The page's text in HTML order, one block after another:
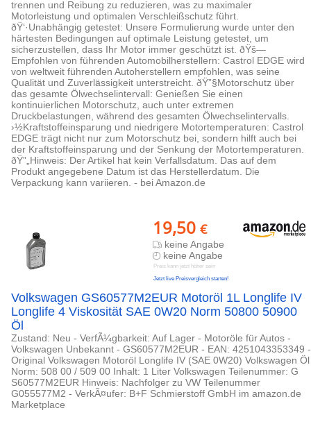
trennen und Reibung zu reduzieren, was zu maximaler
Motorleistung und optimalen Verschleißschutz führt.
ðŸ‘·Unabhängig getestet: Unsere Formulierung wurde unter den
härtesten Bedingungen auf optimale Leistung getestet, um
sicherzustellen, dass Ihr Motor immer geschützt ist. ðŸš—
Empfohlen von führenden Automobilherstellern: Castrol EDGE wird
von weltweit führenden Autoherstellern empfohlen, was seine
Qualität und Zuverlässigkeit unterstreicht. ðŸ”§Motorschutz über
das gesamte Ölwechselintervall: Genießen Sie einen
kontinuierlichen Motorschutz, auch unter extremen
Druckbelastungen, während des gesamten Ölwechselintervalls.
›½Kraftstoffeinsparung und niedrigere Motortemperaturen: Castrol
EDGE trägt nicht nur zum Motorschutz bei, sondern hilft auch bei
der Kraftstoffeinsparung und der Senkung der Motortemperaturen.
ðŸ”„Hinweis: Der Artikel hat kein Verfallsdatum. Das auf dem
Produkt angegebene Datum ist das Herstellerdatum. Die
Verpackung kann variieren. - bei Amazon.de
19,50 €
keine Angabe
keine Angabe
Preis kann jetzt höher sein
Jetzt live Preisvergleich starten!
Volkswagen GS60577M2EUR Motoröl 1L Longlife IV
Longlife 4 Viskosität SAE 0W20 Norm 50800 50900
Öl
Zustand: Neu - VerfÃ¼gbarkeit: Auf Lager - Motoröle für Autos -
Volkswagen Unbekannt - GS60577M2EUR - EAN: 4251043353349 -
Original Volkswagen Motoröl Longlife IV (SAE 0W20) Volkswagen Öl
Norm: 508 00 / 509 00 Inhalt: 1 Liter Volkswagen Teilenummer: G
S60577M2EUR Hinweis: Nachfolger zu VW Teilenummer
G055577M2 - VerkÃ¤ufer: B+F Schmierstoff GmbH im amazon.de
Marketplace